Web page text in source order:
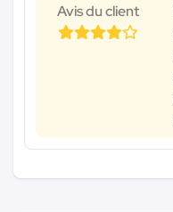
Avis du client